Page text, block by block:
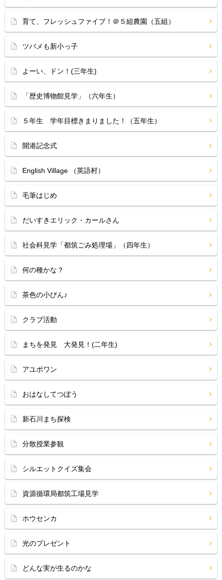
育て、フレッシュファイブ！＠５組農園（五組）
ツバメも新小っ子
よーい、ドン！(三年生)
「歴史博物館見学」（六年生）
５年生 学年目標きまりました！（五年生）
開港記念式
English Village （英語村）
毛筆はじめ
だいすきエリック・カールさん
社会科見学「都筑ごみ処理場」（四年生）
何の種かな？
茶色の小びん♪
クラブ活動
まちを発見 大発見！(二年生)
アユボワン
おはなしてつぼう
新石川まち探検
分散授業参観
シルエットクイズ集会
資源循環局都筑工場見学
ホウセンカ
光のプレゼント
どんな実が生るのかな